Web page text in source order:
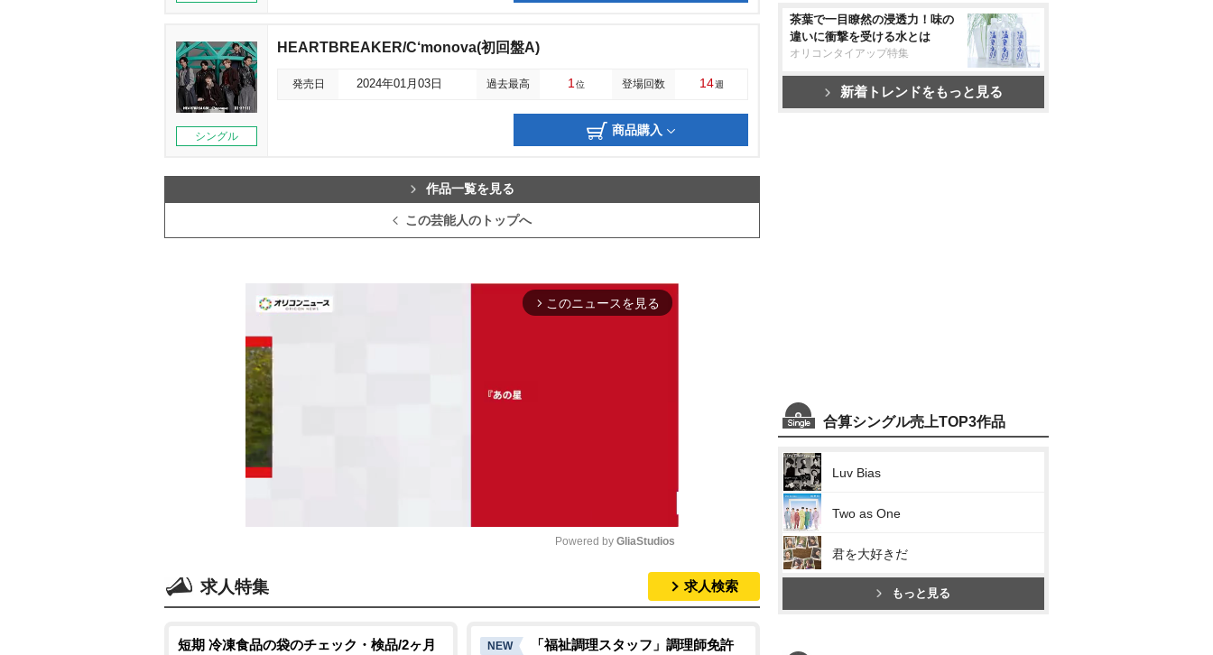
シングル
HEARTBREAKER/C‘monova(初回盤A)
発売日 2024年01月03日 過去最高 1 位 登場回数 14週
商品購入
作品一覧を見る
この芸能人のトップへ
arrow_forward_ios このニュースを見る
t
Powered by GliaStudios
求人特集 求人検索
短期 冷凍食品の袋のチェック・検品/2ヶ月
NEW
「福祉調理スタッフ」調理師免許
茶葉で一目瞭然の浸透力！味の
違いに衝撃を受ける水とは
オリコンタイアップ特集
新着トレンドをもっと見る
合算シングル売上TOP3作品
Luv Bias
Two as One
君を大好きだ
もっと見る